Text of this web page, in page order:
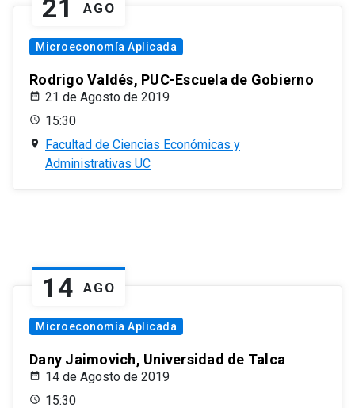
21 AGO
Microeconomía Aplicada
Rodrigo Valdés, PUC-Escuela de Gobierno
21 de Agosto de 2019
15:30
Facultad de Ciencias Económicas y
Administrativas UC
14 AGO
Microeconomía Aplicada
Dany Jaimovich, Universidad de Talca
14 de Agosto de 2019
15:30